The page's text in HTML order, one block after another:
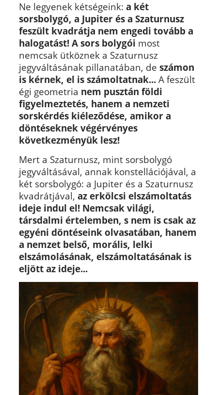
Ne legyenek kétségeink: a két
sorsbolygó, a Jupiter és a Szaturnusz
feszült kvadrátja nem engedi tovább a
halogatást! A sors bolygói most
nemcsak ütköznek a Szaturnusz
jegyváltásának pillanatában, de számon
is kérnek, el is számoltatnak...A feszült
égi geometria nem pusztán földi
figyelmeztetés, hanem a nemzeti
sorskérdés kiéleződése, amikor a
döntéseknek végérvényes
következményük lesz!
Mert a Szaturnusz, mint sorsbolygó
jegyváltásával, annak konstellációjával, a
két sorsbolygó: a Jupiter és a Szaturnusz
kvadrátjával, az erkölcsi elszámoltatás
ideje indul el! Nemcsak világi,
társdalmi értelemben, s nem is csak az
egyéni döntéseink olvasatában, hanem
a nemzet belső, morális, lelki
elszámolásának, elszámoltatásának is
eljött az ideje...